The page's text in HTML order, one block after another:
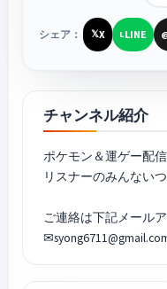
シェア： 𝕏X LLINE
チャンネル紹介
ポケモン＆運ゲー配
リスナーのみんない
ご連絡は下記メール